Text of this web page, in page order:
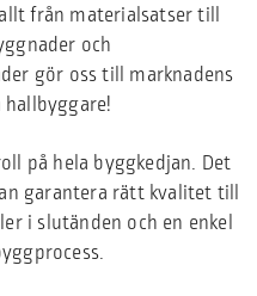
från materialsatser till
och
gör oss till marknadens
på hela byggkedjan. Det
garantera rätt kvalitet till
i slutänden och en enkel